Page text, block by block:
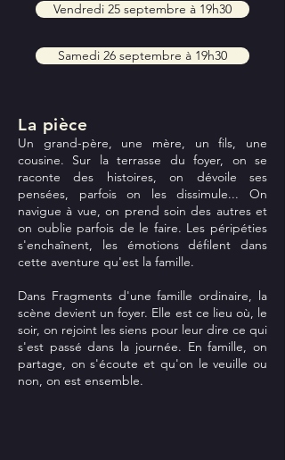
Vendredi 25 septembre à 19h30
Samedi 26 septembre à 19h30
La pièce
Un grand-père, une mère, un fils, une
cousine. Sur la terrasse du foyer, on se
raconte des histoires, on dévoile ses
pensées, parfois on les dissimule... On
navigue à vue, on prend soin des autres et
on oublie parfois de le faire. Les péripéties
s'enchaînent, les émotions défilent dans
cette aventure qu'est la famille.
Dans Fragments d'une famille ordinaire, la
scène devient un foyer. Elle est ce lieu où, le
soir, on rejoint les siens pour leur dire ce qui
s'est passé dans la journée. En famille, on
partage, on s'écoute et qu'on le veuille ou
non, on est ensemble.